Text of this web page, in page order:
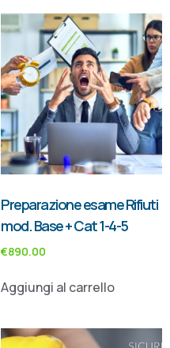
Preparazione esame Rifiuti
mod. Base + Cat 1-4-5
€890.00
Aggiungi al carrello